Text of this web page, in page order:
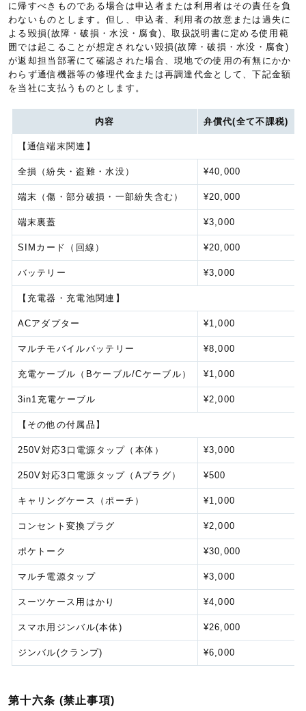
に帰すべきものである場合は申込者または利用者はその責任を負
わないものとします。但し、申込者、利用者の故意または過失に
よる毀損(故障・破損・水没・腐食)、取扱説明書に定める使用範
囲では起こることが想定されない毀損(故障・破損・水没・腐食)
が返却担当部署にて確認された場合、現地での使用の有無にかか
わらず通信機器等の修理代金または再調達代金として、下記金額
を当社に支払うものとします。
内容 弁償代(全て不課税)
【通信端末関連】
全損（紛失・盗難・水没） ¥40,000
端末（傷・部分破損・一部紛失含む） ¥20,000
端末裏蓋 ¥3,000
SIMカード（回線） ¥20,000
バッテリー ¥3,000
【充電器・充電池関連】
ACアダプター ¥1,000
マルチモバイルバッテリー ¥8,000
充電ケーブル（Bケーブル/Cケーブル） ¥1,000
3in1充電ケーブル ¥2,000
【その他の付属品】
250V対応3口電源タップ（本体） ¥3,000
250V対応3口電源タップ（Aプラグ） ¥500
キャリングケース（ポーチ） ¥1,000
コンセント変換プラグ ¥2,000
ポケトーク ¥30,000
マルチ電源タップ ¥3,000
スーツケース用はかり ¥4,000
スマホ用ジンバル(本体) ¥26,000
ジンバル(クランプ) ¥6,000
第十六条 (禁止事項)